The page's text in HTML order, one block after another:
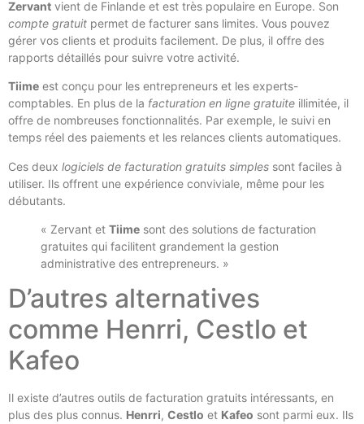
Zervant vient de Finlande et est très populaire en Europe. Son
compte gratuit permet de facturer sans limites. Vous pouvez
gérer vos clients et produits facilement. De plus, il offre des
rapports détaillés pour suivre votre activité.
Tiime est conçu pour les entrepreneurs et les experts-
comptables. En plus de la facturation en ligne gratuite illimitée, il
offre de nombreuses fonctionnalités. Par exemple, le suivi en
temps réel des paiements et les relances clients automatiques.
Ces deux logiciels de facturation gratuits simples sont faciles à
utiliser. Ils offrent une expérience conviviale, même pour les
débutants.
« Zervant et Tiime sont des solutions de facturation
gratuites qui facilitent grandement la gestion
administrative des entrepreneurs. »
D’autres alternatives
comme Henrri, Cestlo et
Kafeo
Il existe d’autres outils de facturation gratuits intéressants, en
plus des plus connus. Henrri, Cestlo et Kafeo sont parmi eux. Ils